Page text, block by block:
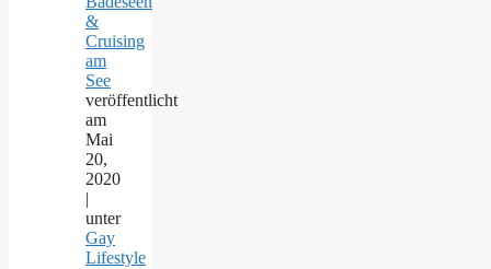
&
Cruising
am
See
veröffentlicht
am
Mai
20,
2020
|
unter
Gay
Lifestyle